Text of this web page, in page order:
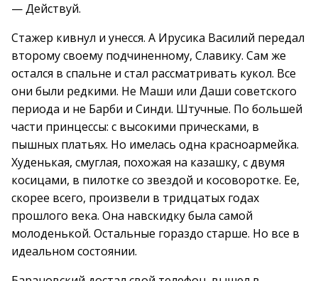
— Действуй.
Стажер кивнул и унесся. А Ирусика Василий передал
второму своему подчиненному, Славику. Сам же
остался в спальне и стал рассматривать кукол. Все
они были редкими. Не Маши или Даши советского
периода и не Барби и Синди. Штучные. По большей
части принцессы: с высокими прическами, в
пышных платьях. Но имелась одна красноармейка.
Худенькая, смуглая, похожая на казашку, с двумя
косицами, в пилотке со звездой и косоворотке. Ее,
скорее всего, произвели в тридцатых годах
прошлого века. Она навскидку была самой
молоденькой. Остальные гораздо старше. Но все в
идеальном состоянии.